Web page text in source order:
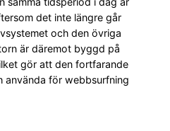
det inte längre går
och den övriga
är däremot byggd på
gör att den fortfarande
använda för webbsurfning